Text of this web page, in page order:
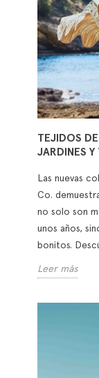
TEJIDOS
JARDINES
Las nuevas
Co.
no solo son
unos años,
bonitos.
Leer más